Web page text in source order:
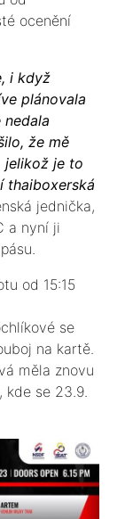
ocenění
i když
plánovala
nedala
že mě
jelikož je to
thaiboxerská
jednička,
a nyní ji
od 15:15
se
na kartě.
měla znovu
se 23.9.